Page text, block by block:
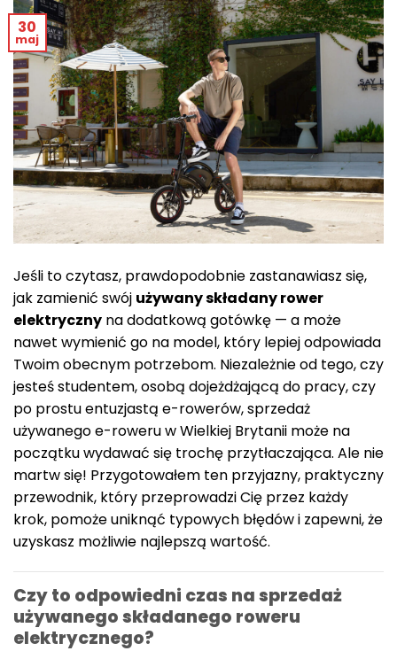
30
maj
Jeśli to czytasz, prawdopodobnie zastanawiasz się,
jak zamienić swój używany składany rower
elektryczny na dodatkową gotówkę — a może
nawet wymienić go na model, który lepiej odpowiada
Twoim obecnym potrzebom. Niezależnie od tego, czy
jesteś studentem, osobą dojeżdżającą do pracy, czy
po prostu entuzjastą e-rowerów, sprzedaż
używanego e-roweru w Wielkiej Brytanii może na
początku wydawać się trochę przytłaczająca. Ale nie
martw się! Przygotowałem ten przyjazny, praktyczny
przewodnik, który przeprowadzi Cię przez każdy
krok, pomoże uniknąć typowych błędów i zapewni, że
uzyskasz możliwie najlepszą wartość.
Czy to odpowiedni czas na sprzedaż
używanego składanego roweru
elektrycznego?